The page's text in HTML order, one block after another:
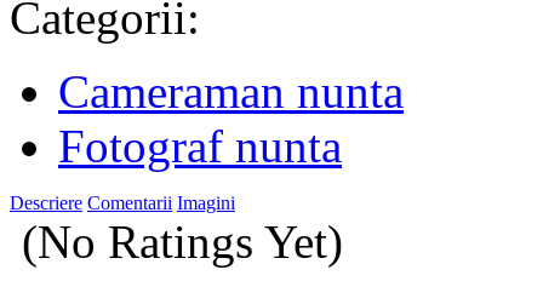
Categorii:
Cameraman nunta
Fotograf nunta
Descriere Comentarii Imagini
(No Ratings Yet)